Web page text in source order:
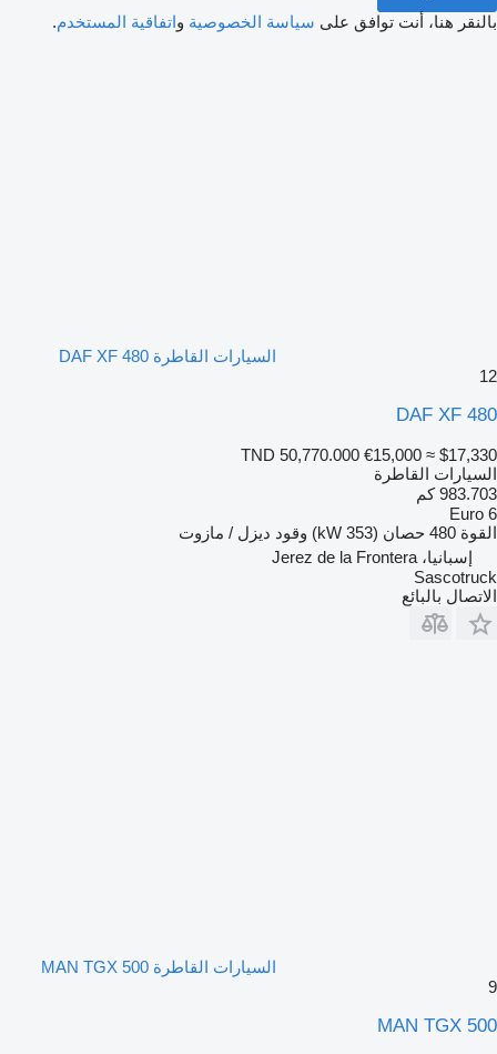
بالنقر هنا، أنت توافق على سياسة الخصوصية واتفاقية المستخدم.
السيارات القاطرة DAF XF 480
12
DAF XF 480
TND 50,770.000 €15,000 ≈ $17,330
السيارات القاطرة
983.703 كم
Euro 6
القوة 480 حصان (353 kW) وقود ديزل / مازوت
إسبانيا، Jerez de la Frontera
Sascotruck
الاتصال بالبائع
السيارات القاطرة MAN TGX 500
9
MAN TGX 500